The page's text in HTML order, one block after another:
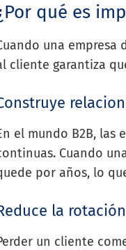
qué es
una
cliente garantiza
el mundo B2B, las
Cuando
por años, lo
la
un cliente